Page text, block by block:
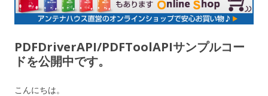
PDFDriverAPI/PDFToolAPIサンプルコー
ドを公開中です。
こんにちは。